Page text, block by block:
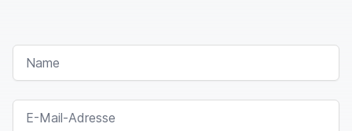
NAME
E-MAIL-ADRESSE